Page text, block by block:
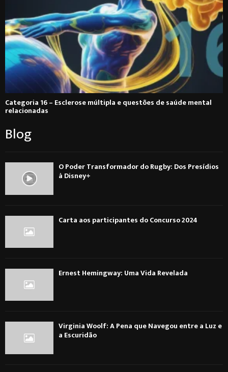
Categoria 16 – Esclerose múltipla e questões de saúde mental
relacionadas
Blog
O Poder Transformador do Rugby: Dos Presídios
à Disney+
Carta aos participantes do Concurso 2024
Ernest Hemingway: Uma Vida Revelada
Virginia Woolf: A Pena que Navegou entre a Luz e
a Escuridão